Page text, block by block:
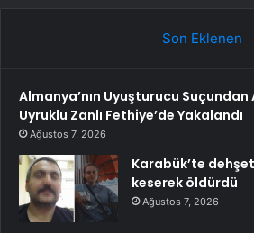
Son Eklenen
Almanya’nın Uyuşturucu Suçundan
Uyruklu Zanlı Fethiye’de Yakalandı
Ağustos 7, 2026
Karabük’te
keserek öldürdü
Ağustos 7, 2026